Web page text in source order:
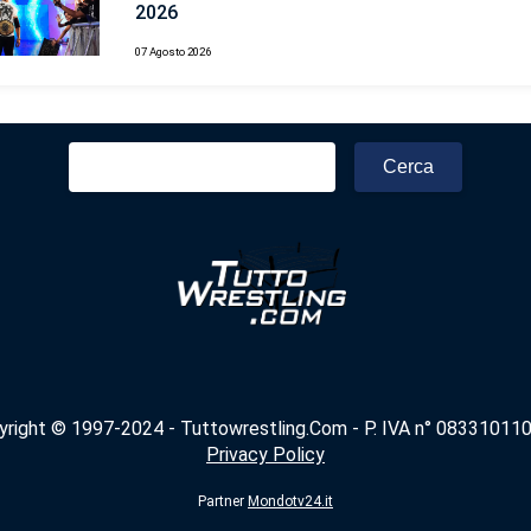
2026
07 Agosto 2026
Ricerca
© 1997-2024 - Tuttowrestling.Com - P. IVA n°
Privacy Policy
Partner Mondotv24.it